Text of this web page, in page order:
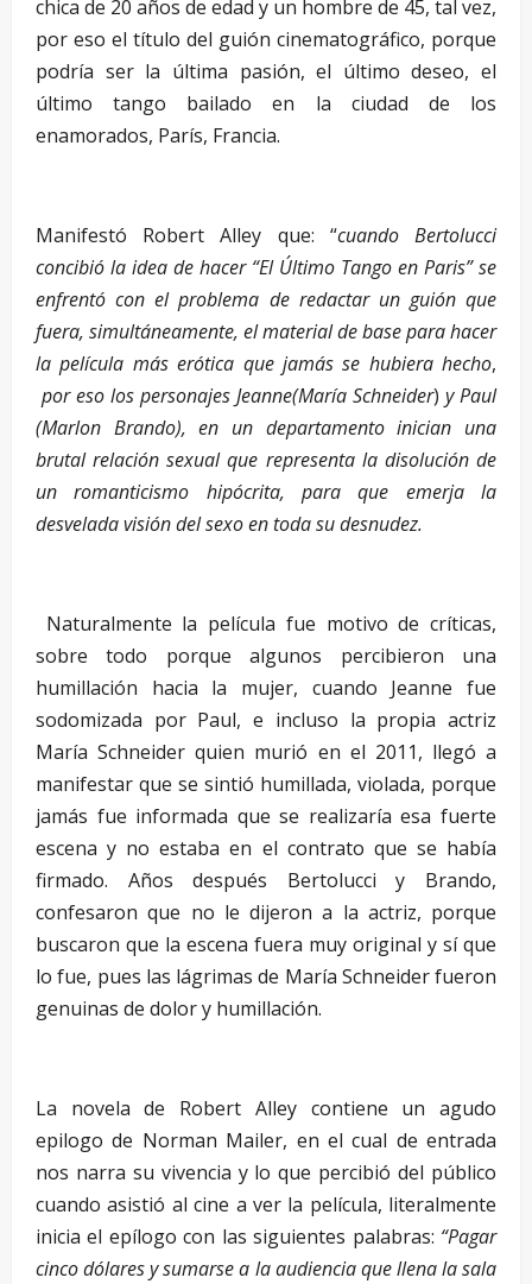
chica de 20 años de edad y un hombre de 45, tal vez,
por eso el título del guión cinematográfico, porque
podría ser la última pasión, el último deseo, el
último tango bailado en la ciudad de los
enamorados, París, Francia.
Manifestó Robert Alley que: “cuando Bertolucci
concibió la idea de hacer “El Último Tango en Paris” se
enfrentó con el problema de redactar un guión que
fuera, simultáneamente, el material de base para hacer
la película más erótica que jamás se hubiera hecho,
por eso los personajes Jeanne(María Schneider) y Paul
(Marlon Brando), en un departamento inician una
brutal relación sexual que representa la disolución de
un romanticismo hipócrita, para que emerja la
desvelada visión del sexo en toda su desnudez.
Naturalmente la película fue motivo de críticas,
sobre todo porque algunos percibieron una
humillación hacia la mujer, cuando Jeanne fue
sodomizada por Paul, e incluso la propia actriz
María Schneider quien murió en el 2011, llegó a
manifestar que se sintió humillada, violada, porque
jamás fue informada que se realizaría esa fuerte
escena y no estaba en el contrato que se había
firmado. Años después Bertolucci y Brando,
confesaron que no le dijeron a la actriz, porque
buscaron que la escena fuera muy original y sí que
lo fue, pues las lágrimas de María Schneider fueron
genuinas de dolor y humillación.
La novela de Robert Alley contiene un agudo
epilogo de Norman Mailer, en el cual de entrada
nos narra su vivencia y lo que percibió del público
cuando asistió al cine a ver la película, literalmente
inicia el epílogo con las siguientes palabras: “Pagar
cinco dólares y sumarse a la audiencia que llena la sala